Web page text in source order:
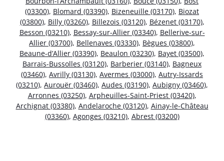
(03300), Blomard (03390), Bizeneuille (03170), Biozat
(03800), Billy (03260), Billezois (03120), Bézenet (03170),
Besson (03210), Bessay-sur-Allier (03340), Bellerive-sur-
Allier (03700), Bellenaves (03330), Bègues (03800),
Beaune-d’Allier (03390), Beaulon (03230), Bayet (03500),
Barrais-Bussolles (03120), Barberier (03140), Bagneux
(03460), Avrilly (03130), Avermes (03000), Autry-Issards
(03210), Aurouër (03460), Audes (03190), Aubigny (03460),
Arronnes (03250), Arpheuilles-Saint-Priest (03420),
Archignat (03380), Andelaroche (03120), Ainay-le-Château
(03360), Agonges (03210), Abrest (03200)